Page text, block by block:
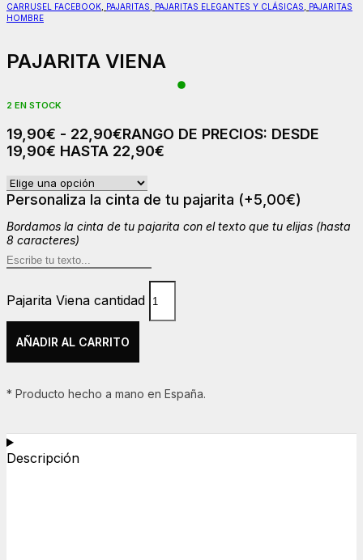
CARRUSEL FACEBOOK PAJARITAS PAJARITAS ELEGANTES Y CLÁSICAS
PAJARITAS
HOMBRE
PAJARITA VIENA
2 EN STOCK
19,90€ - 22,90€RANGO DE PRECIOS: DESDE
19,90€ HASTA 22,90€
Personaliza la cinta de tu pajarita (+5,00€)
Bordamos la cinta de tu pajarita con el texto que tu elijas (hasta
8 caracteres)
Pajarita Viena cantidad
AÑADIR AL CARRITO
* Producto hecho a mano en España.
Descripción